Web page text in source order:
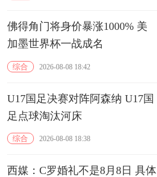
佛得角门将身价暴涨1000% 美
加墨世界杯一战成名
综合 2026-08-08 18:42
U17国足决赛对阵阿森纳 U17国
足点球淘汰河床
综合 2026-08-08 18:38
西媒：C罗婚礼不是8月8日 具体